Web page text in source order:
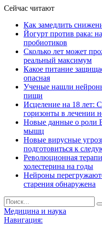
Сейчас читают
Как замедлить
Йогурт против рака:
пробиотиков
Сколько лет может
реальный максимум
Какое питание
опасная
Ученые нашли
пищи
Исцеление на 18 лет:
горизонты в лечении
Новые данные о роли
мышц
Новые вирусные
подготовиться к
Революционная
холестерина на годы
Нейроны
старения обнаружена
Медицина и наука
Навигация: